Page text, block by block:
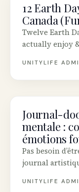
MENTAL HEALTH
12 Earth
Canada
Twelve Earth
actually enjoy
creating eco-
UNITYLIFE
MENTAL HEALTH
Journal-
mentale :
émotions
Pas besoin
journal
consignes qui
UNITYLIFE